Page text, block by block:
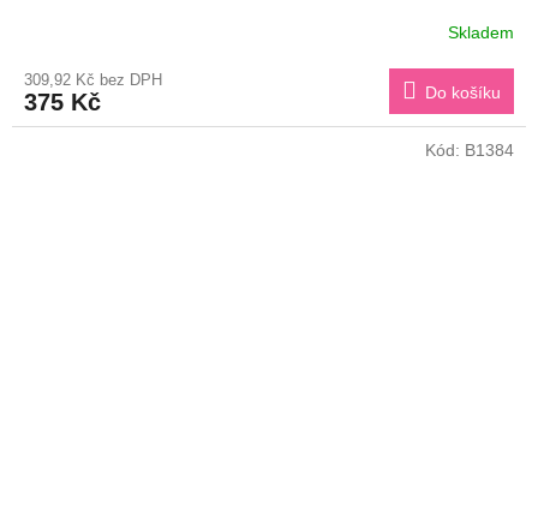
Skladem
309,92 Kč bez DPH
375 Kč Do košíku
Kód: B1384